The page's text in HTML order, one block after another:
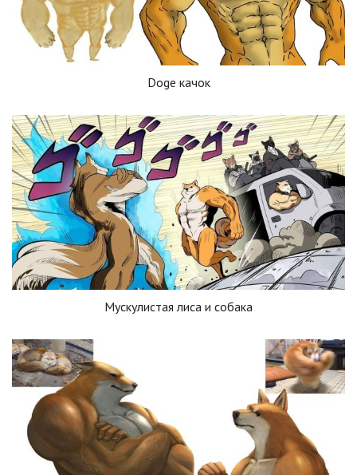
Doge качок
Мускулистая лиса и собака